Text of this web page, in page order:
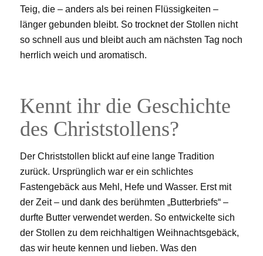
Teig, die – anders als bei reinen Flüssigkeiten –
länger gebunden bleibt. So trocknet der Stollen nicht
so schnell aus und bleibt auch am nächsten Tag noch
herrlich weich und aromatisch.
Kennt ihr die Geschichte
des Christstollens?
Der Christstollen blickt auf eine lange Tradition
zurück. Ursprünglich war er ein schlichtes
Fastengebäck aus Mehl, Hefe und Wasser. Erst mit
der Zeit – und dank des berühmten „Butterbriefs“ –
durfte Butter verwendet werden. So entwickelte sich
der Stollen zu dem reichhaltigen Weihnachtsgebäck,
das wir heute kennen und lieben. Was den